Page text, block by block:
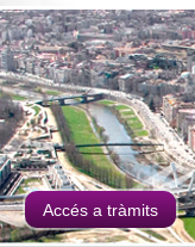
Accés a tràmits